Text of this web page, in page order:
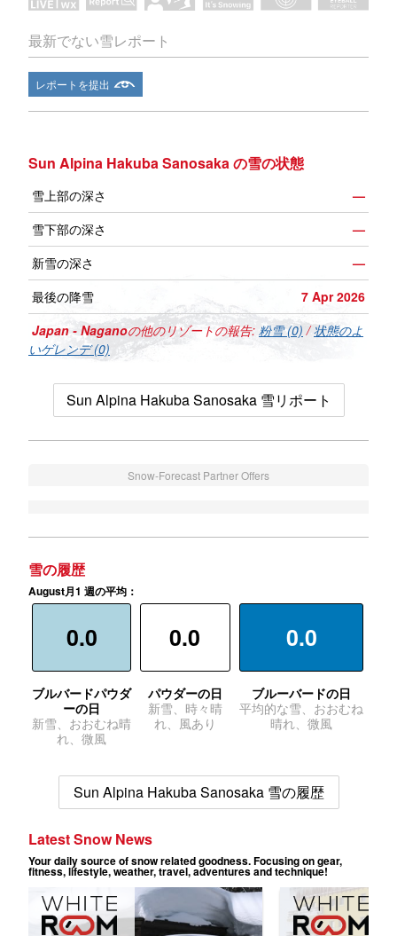
最新でない雪レポート
レポートを提出
Sun Alpina Hakuba Sanosaka の雪の状態
雪上部の深さ
—
雪下部の深さ
—
新雪の深さ
—
最後の降雪
7 Apr 2026
Japan - Naganoの他のリゾートの報告: 粉雪 (0) /状態のよ
いゲレンデ (0)
Sun Alpina Hakuba Sanosaka 雪リポート
Snow-Forecast Partner Offers
雪の履歴
August月1 週の平均：
0.0
ブルバードパウダ
ーの日
新雪、おおむね晴
れ、微風
0.0
パウダーの日
新雪、時々晴
れ、風あり
0.0
ブルーバードの日
平均的な雪、おおむね
晴れ、微風
Sun Alpina Hakuba Sanosaka 雪の履歴